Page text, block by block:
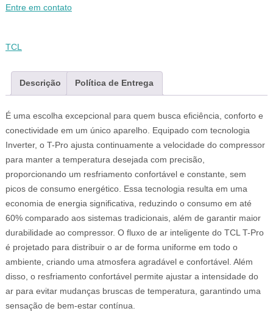
Entre em contato
TCL
Descrição Política de Entrega
É uma escolha excepcional para quem busca eficiência, conforto e
conectividade em um único aparelho. Equipado com tecnologia
Inverter, o T-Pro ajusta continuamente a velocidade do compressor
para manter a temperatura desejada com precisão,
proporcionando um resfriamento confortável e constante, sem
picos de consumo energético. Essa tecnologia resulta em uma
economia de energia significativa, reduzindo o consumo em até
60% comparado aos sistemas tradicionais, além de garantir maior
durabilidade ao compressor. O fluxo de ar inteligente do TCL T-Pro
é projetado para distribuir o ar de forma uniforme em todo o
ambiente, criando uma atmosfera agradável e confortável. Além
disso, o resfriamento confortável permite ajustar a intensidade do
ar para evitar mudanças bruscas de temperatura, garantindo uma
sensação de bem-estar contínua.